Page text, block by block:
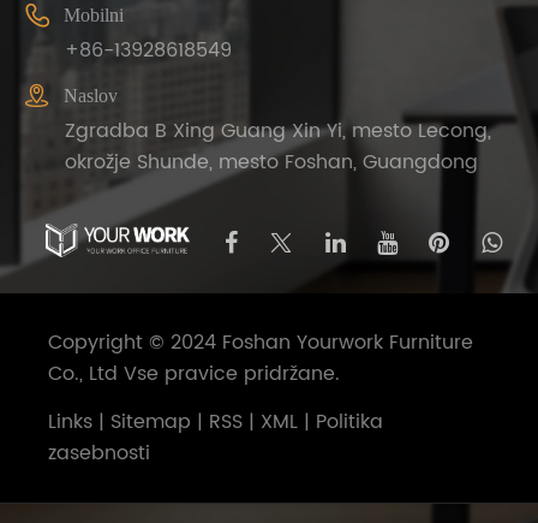
 Mobilni
+86-13928618549
 Naslov
Zgradba B Xing Guang Xin Yi, mesto Lecong,
okrožje Shunde, mesto Foshan, Guangdong
Copyright © 2024 Foshan Yourwork Furniture
Co., Ltd Vse pravice pridržane.
Links | Sitemap | RSS | XML | Politika
zasebnosti